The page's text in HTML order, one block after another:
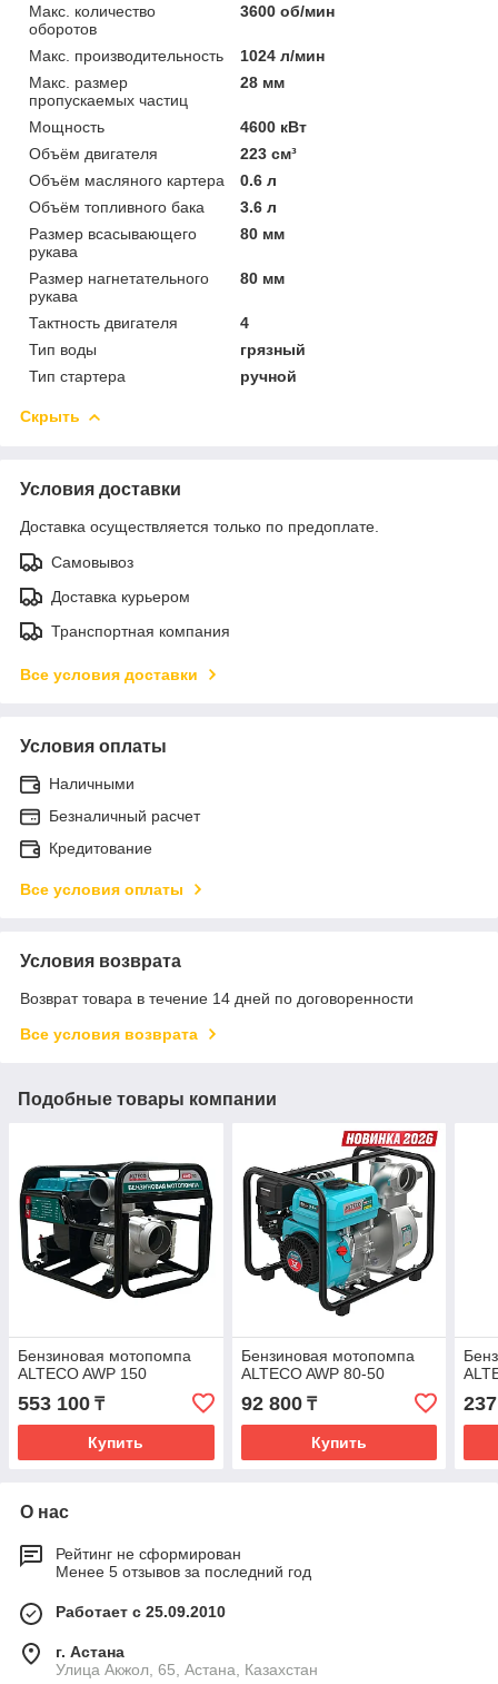
Макс. количество
оборотов
3600 об/мин
Макс. производительность
1024 л/мин
Макс. размер
пропускаемых частиц
28 мм
Мощность
4600 кВт
Объём двигателя
223 см³
Объём масляного картера
0.6 л
Объём топливного бака
3.6 л
Размер всасывающего
рукава
80 мм
Размер нагнетательного
рукава
80 мм
Тактность двигателя
4
Тип воды
грязный
Тип стартера
ручной
Скрыть
Условия доставки
Доставка осуществляется только по предоплате.
Самовывоз
Доставка курьером
Транспортная компания
Все условия доставки
Условия оплаты
Наличными
Безналичный расчет
Кредитование
Все условия оплаты
Условия возврата
Возврат товара в течение 14 дней по договоренности
Все условия возврата
Подобные товары компании
Бензиновая мотопомпа
ALTECO AWP 150
553 100 ₸
Купить
Бензиновая мотопомпа
ALTECO AWP 80-50
92 800₸
Купить
О нас
Рейтинг не сформирован
Менее 5 отзывов за последний год
Работает с 25.09.2010
г. Астана
Улица Акжол, 65, Астана, Казахстан